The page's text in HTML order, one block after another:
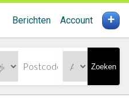
Berichten Account +
Zoeken